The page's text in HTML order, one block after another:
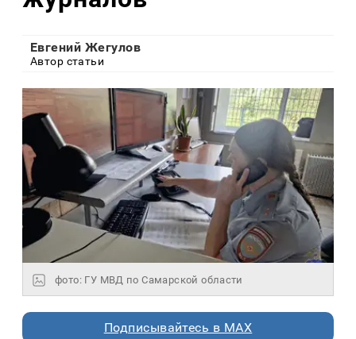
Евгений Жегулов
Автор статьи
фото: ГУ МВД по Самарской области
Подписывайтесь в MAX